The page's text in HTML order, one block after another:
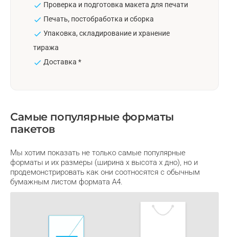
Проверка и подготовка макета для печати
Печать, постобработка и сборка
Упаковка, складирование и хранение
тиража
Доставка *
Самые популярные форматы
пакетов
Мы хотим показать не только самые популярные
форматы и их размеры (ширина х высота х дно), но и
продемонстрировать как они соотносятся с обычным
бумажным листом формата А4.